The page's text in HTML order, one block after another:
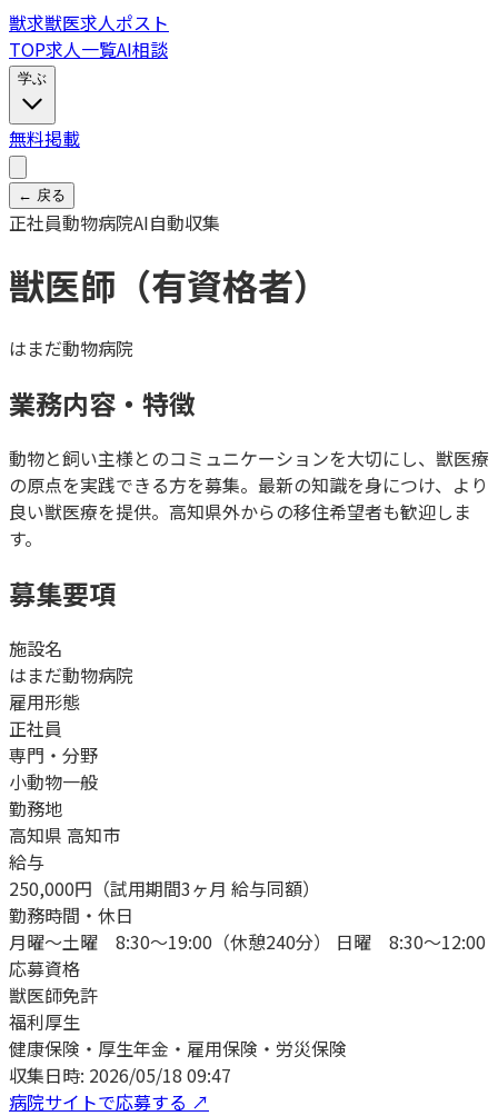
獣求獣医求人ポスト
TOP求人一覧AI相談
学ぶ
無料掲載
← 戻る
正社員動物病院AI自動収集
獣医師（有資格者）
はまだ動物病院
業務内容・特徴
動物と飼い主様とのコミュニケーションを大切にし、獣医療
の原点を実践できる方を募集。最新の知識を身につけ、より
良い獣医療を提供。高知県外からの移住希望者も歓迎しま
す。
募集要項
施設名
はまだ動物病院
雇用形態
正社員
専門・分野
小動物一般
勤務地
高知県 高知市
給与
250,000円（試用期間3ヶ月 給与同額）
勤務時間・休日
月曜～土曜 8:30～19:00（休憩240分） 日曜 8:30～12:00
応募資格
獣医師免許
福利厚生
健康保険・厚生年金・雇用保険・労災保険
収集日時: 2026/05/18 09:47
病院サイトで応募する ↗